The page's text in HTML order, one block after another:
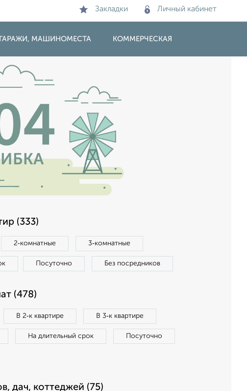
Закладки Личный кабинет
ГАРАЖИ, МАШИНОМЕСТА КОММЕРЧЕСКАЯ
(333)
2‑комнатные 3‑комнатные
Посуточно Без посредников
(478)
В 2‑к квартире В 3‑к квартире
На длительный срок Посуточно
дач, коттеджей (75)